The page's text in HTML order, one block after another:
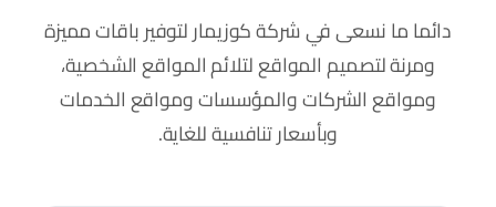
دائما ما نسعى في شركة كوزيمار لتوفير باقات مميزة
ومرنة لتصميم المواقع لتلائم المواقع الشخصية،
ومواقع الشركات والمؤسسات ومواقع الخدمات
وبأسعار تنافسية للغاية.